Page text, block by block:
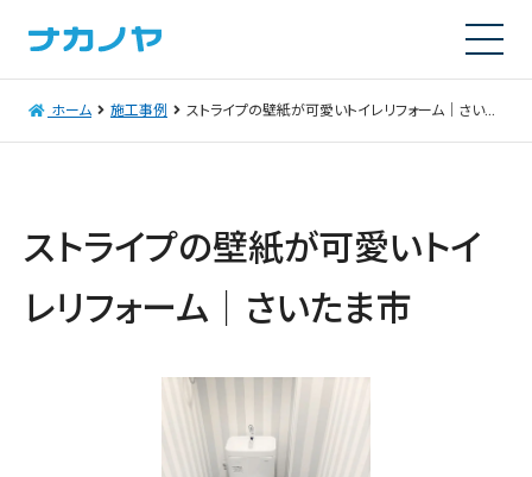
ホーム 施工事例 ストライプの壁紙が可愛いトイレリフォーム｜さいたま市
ストライプの壁紙が可愛いトイ
レリフォーム｜さいたま市